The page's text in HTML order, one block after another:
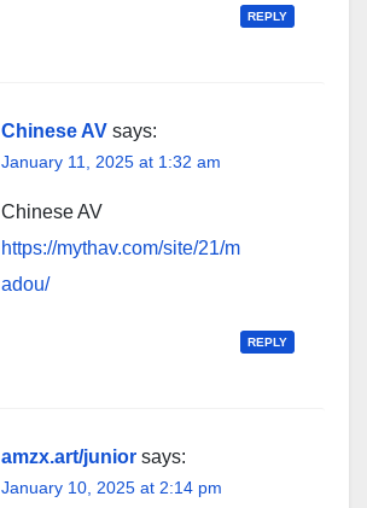
REPLY
Chinese AV says:
January 11, 2025 at 1:32 am
Chinese AV
https://mythav.com/site/21/m
adou/
REPLY
amzx.art/junior says:
January 10, 2025 at 2:14 pm